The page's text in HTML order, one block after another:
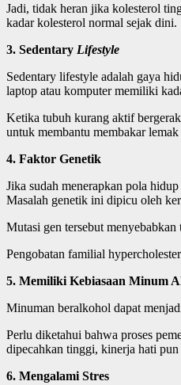
Jadi, tidak heran jika kolesterol
kadar kolesterol normal sejak dini.
3. Sedentary Lifestyle
Sedentary lifestyle adalah gaya
laptop atau komputer memiliki
Ketika tubuh kurang aktif
untuk membantu membakar lemak
4. Faktor Genetik
Jika sudah menerapkan pola
Masalah genetik ini dipicu oleh
Mutasi gen tersebut
Pengobatan familial
5. Memiliki Kebiasaan Minum
Minuman beralkohol dapat
Perlu diketahui bahwa proses
dipecahkan tinggi, kinerja hati
6. Mengalami Stres